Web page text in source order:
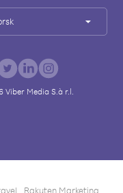
Viber Media S.à r.l.
Rakuten Marketing